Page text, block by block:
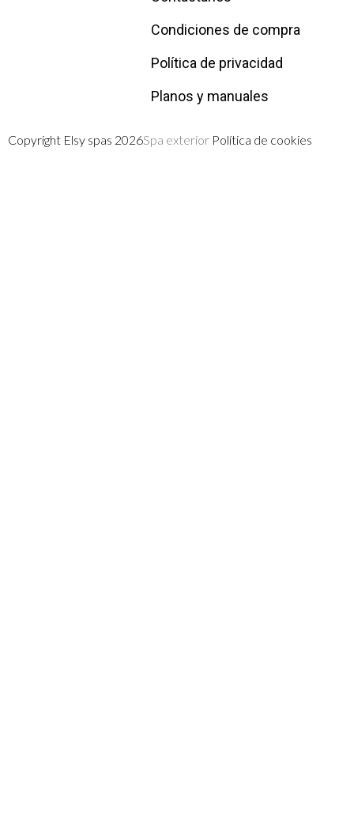
Condiciones de compra
Política de privacidad
Planos y manuales
Copyright Elsy spas 2026Spa exterior Política de cookies